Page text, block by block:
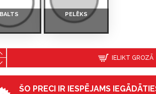
BALTS PELĒKS
IELIKT GROZĀ
ŠO PRECI IR IESPĒJAMS